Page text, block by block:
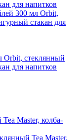
Orbit, стеклянный
для напитков